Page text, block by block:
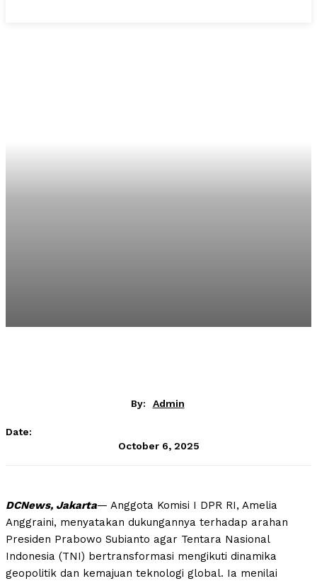
By: Admin
Date:
October 6, 2025
DCNews, Jakarta— Anggota Komisi I DPR RI, Amelia
Anggraini, menyatakan dukungannya terhadap arahan
Presiden Prabowo Subianto agar Tentara Nasional
Indonesia (TNI) bertransformasi mengikuti dinamika
geopolitik dan kemajuan teknologi global. Ia menilai